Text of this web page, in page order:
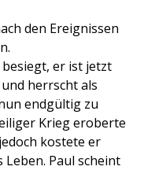
den Ereignissen
er ist jetzt
herrscht als
endgültig zu
Krieg eroberte
kostete er
Leben. Paul scheint